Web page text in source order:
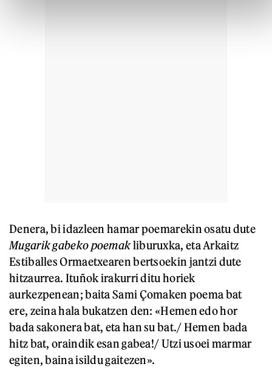
Denera, bi idazleen hamar poemarekin osatu dute
Mugarik gabeko poemakliburuxka, eta Arkaitz
Estiballes Ormaetxearen bertsoekin jantzi dute
hitzaurrea. Ituñok irakurri ditu horiek
aurkezpenean; baita Sami Çomaken poema bat
ere, zeina hala bukatzen den: «Hemen edo hor
bada sakonera bat, eta han su bat./ Hemen bada
hitz bat, oraindik esan gabea!/ Utzi usoei marmar
egiten, baina isildu gaitezen».